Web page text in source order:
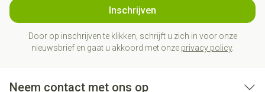
Inschrijven
Door op inschrijven te klikken, schrijft u zich in voor onze
nieuwsbrief en gaat u akkoord met onze privacy policy.
Neem contact met ons op